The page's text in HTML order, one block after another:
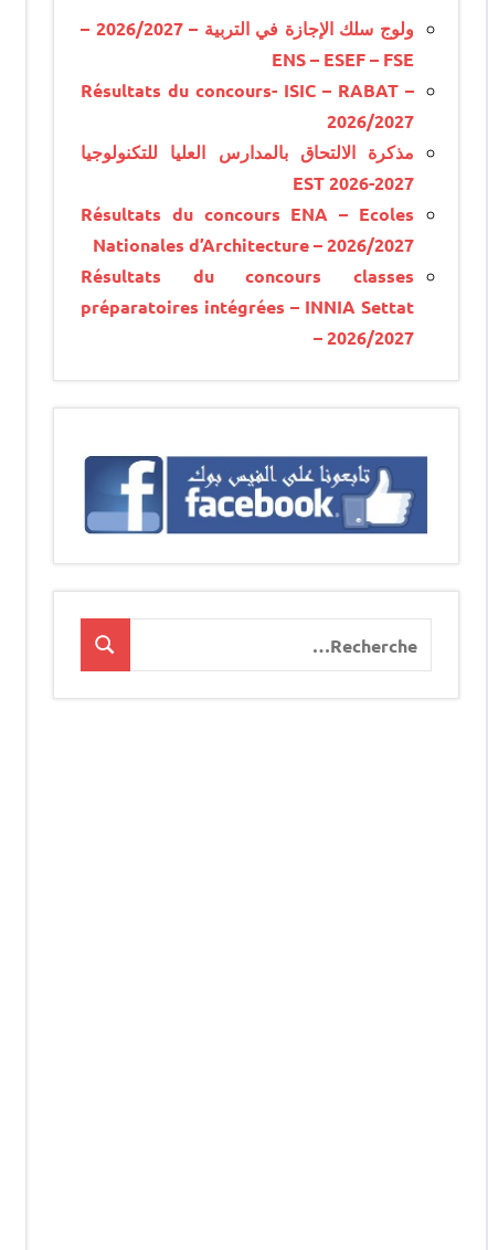
ولوج سلك الإجازة في التربية – 2026/2027 –
ENS – ESEF – FSE
Résultats du concours- ISIC – RABAT –
2026/2027
مذكرة الالتحاق بالمدارس العليا للتكنولوجيا
EST 2026-2027
Résultats du concours ENA – Ecoles
Nationales d’Architecture – 2026/2027
Résultats du concours classes
préparatoires intégrées – INNIA Settat
– 2026/2027
:
Recherche